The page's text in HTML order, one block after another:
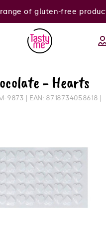
of gluten-free
- Hearts
9873 EAN: 8718734058618